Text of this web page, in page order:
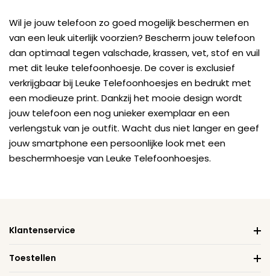
Wil je jouw telefoon zo goed mogelijk beschermen en
van een leuk uiterlijk voorzien? Bescherm jouw telefoon
dan optimaal tegen valschade, krassen, vet, stof en vuil
met dit leuke telefoonhoesje. De cover is exclusief
verkrijgbaar bij Leuke Telefoonhoesjes en bedrukt met
een modieuze print. Dankzij het mooie design wordt
jouw telefoon een nog unieker exemplaar en een
verlengstuk van je outfit. Wacht dus niet langer en geef
jouw smartphone een persoonlijke look met een
beschermhoesje van Leuke Telefoonhoesjes.
Klantenservice
Toestellen